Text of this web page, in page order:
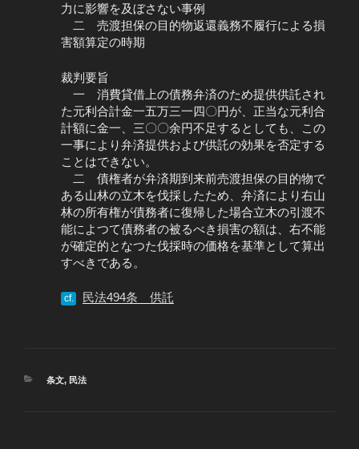
力に影響を及ぼさない事例
二 売渡担保の目的物返還義務不履行による損
害額算定の時期
裁判要旨
一 消費貸借上の債務弁済のため提供供託され
た元利合計金一五万三一四〇円が、正当な元利合
計額に金一、三〇〇余円不足するとしても、この
一事により弁済提供および供託の効果を否定する
ことはできない。
二 債権者が弁済期到来前売渡担保の目的物で
ある山林の立木を伐採したため、弁済により右山
林の所有権が債務者に復帰した場合立木の引渡不
能によつて債務者の被るべき損害の額は、右不能
が確定的となつた伐採時の価格を基準として算出
すべきである。
cf. 民法494条 供託
カ
条文, 民法